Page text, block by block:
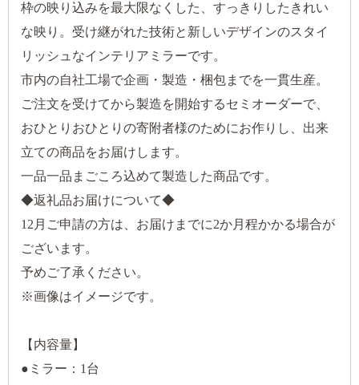
枠の映り込みを最大限なくした、すっきりしたきれい
な映り。受け継がれた技術と新しいデザインのスタイ
リッシュなインテリアミラーです。
市内の自社工場で企画・製造・梱包までを一貫生産。
ご注文を受けてから製造を開始するセミオーダーで、
おひとりおひとりの寄附者様のためにお作りし、出来
立ての商品をお届けします。
一品一品まごころ込めて製造した商品です。
◆返礼品お届けについて◆
12月ご申請の方は、お届けまでに2か月程かかる場合が
ございます。
予めご了承ください。
※画像はイメージです。
【内容量】
●ミラー：1台